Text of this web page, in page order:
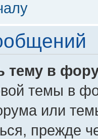
тему в
темы в
или
прежде